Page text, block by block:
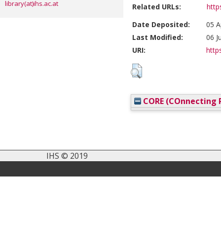
library(at)ihs.ac.at
Related URLs:
Date Deposited:
05
Last Modified:
06
URI:
CORE (COnnecting
IHS © 2019